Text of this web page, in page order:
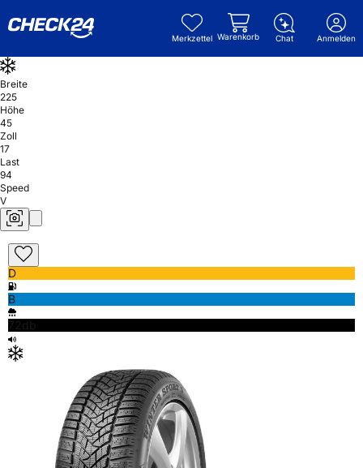
Merkzettel Warenkorb Chat Anmelden
Breite
225
Höhe
45
Zoll
17
Last
94
Speed
V
D
B
72db